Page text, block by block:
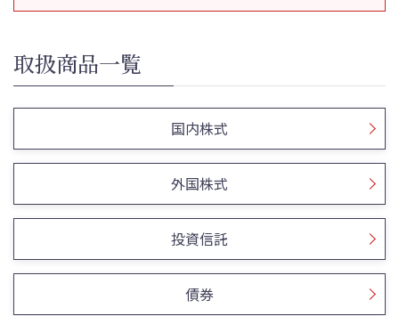
取扱商品一覧
国内株式
外国株式
投資信託
債券